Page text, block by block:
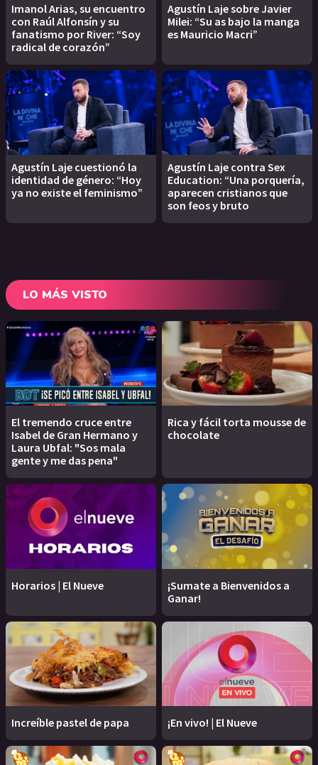
Imanol Arias, su encuentro
con Raúl Alfonsín y su
fanatismo por River: “Soy
radical de corazón”
Agustín Laje sobre Javier
Milei: “Su as bajo la manga
es Mauricio Macri”
Agustín Laje cuestionó la
identidad de género: “Hoy
ya no existe el feminismo”
Agustín Laje contra Sex
Education: “Una porquería,
aparecen cristianos que
son feos y bruto
LO MÁS VISTO
El tremendo cruce entre
Isabel de Gran Hermano y
Laura Ubfal: "Sos mala
gente y me das pena"
Rica y fácil torta mousse de
chocolate
Horarios | El Nueve
¡Sumate a Bienvenidos a
Ganar!
Increíble pastel de papa ¡En vivo! | El Nueve